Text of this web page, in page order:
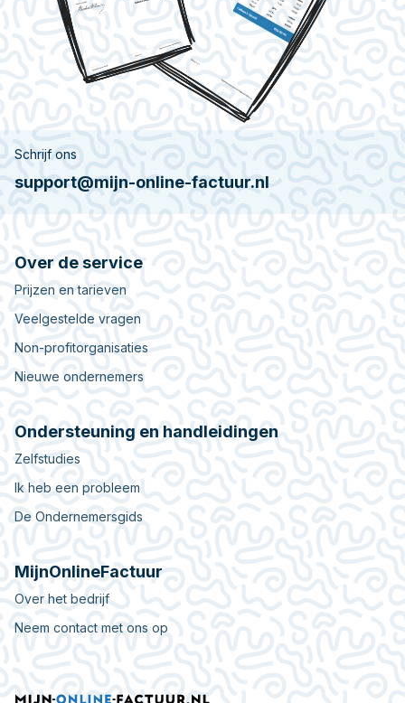
Schrijf ons
support@mijn-online-factuur.nl
Over de service
Prijzen en tarieven
Veelgestelde vragen
Non-profitorganisaties
Nieuwe ondernemers
Ondersteuning en handleidingen
Zelfstudies
Ik heb een probleem
De Ondernemersgids
MijnOnlineFactuur
Over het bedrijf
Neem contact met ons op